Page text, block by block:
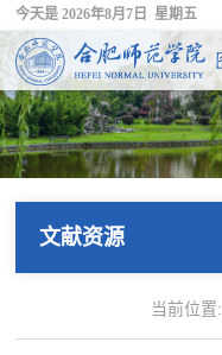
今天是 2026年8月7日 星期五
文献资源
当前位置: